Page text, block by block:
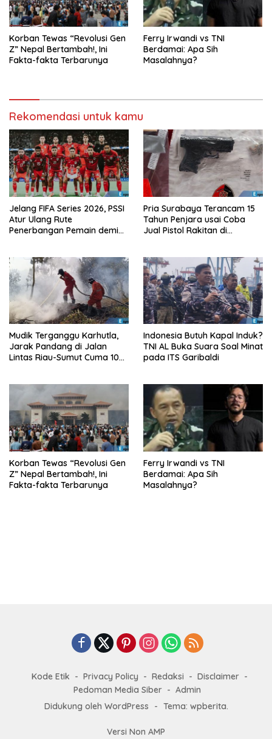
Korban Tewas “Revolusi Gen
Z” Nepal Bertambah!, Ini
Fakta-fakta Terbarunya
Ferry Irwandi vs TNI
Berdamai: Apa Sih
Masalahnya?
Rekomendasi untuk kamu
Jelang FIFA Series 2026, PSSI
Atur Ulang Rute
Penerbangan Pemain demi
Pria Surabaya Terancam 15
Tahun Penjara usai Coba
Jual Pistol Rakitan di
Mudik Terganggu Karhutla,
Jarak Pandang di Jalan
Lintas Riau-Sumut Cuma 10
Indonesia Butuh Kapal Induk?
TNI AL Buka Suara Soal Minat
pada ITS Garibaldi
Korban Tewas “Revolusi Gen
Z” Nepal Bertambah!, Ini
Fakta-fakta Terbarunya
Ferry Irwandi vs TNI
Berdamai: Apa Sih
Masalahnya?
Kode Etik Privacy Policy Redaksi
Disclaimer
Pedoman Media Siber
Admin
Didukung oleh WordPress
- Tema: wpberita.
Versi Non AMP